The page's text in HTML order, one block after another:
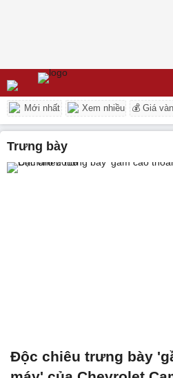
Mới nhất Xem nhiều 💰 Giá
trưng bày
Độc chiêu trưng bày